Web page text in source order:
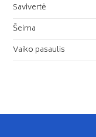
Savivertė
Šeima
Vaiko pasaulis